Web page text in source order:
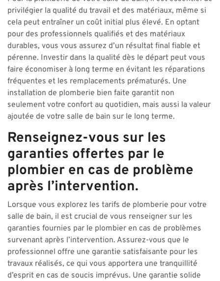
privilégier la qualité du travail et des matériaux, même si
cela peut entraîner un coût initial plus élevé. En optant
pour des professionnels qualifiés et des matériaux
durables, vous vous assurez d’un résultat final fiable et
pérenne. Investir dans la qualité dès le départ peut vous
faire économiser à long terme en évitant les réparations
fréquentes et les remplacements prématurés. Une
installation de plomberie bien faite garantit non
seulement votre confort au quotidien, mais aussi la valeur
ajoutée de votre salle de bain sur le long terme.
Renseignez-vous sur les
garanties offertes par le
plombier en cas de problème
après l’intervention.
Lorsque vous explorez les tarifs de plomberie pour votre
salle de bain, il est crucial de vous renseigner sur les
garanties fournies par le plombier en cas de problèmes
survenant après l’intervention. Assurez-vous que le
professionnel offre une garantie satisfaisante pour les
travaux réalisés, ce qui vous apportera une tranquillité
d’esprit en cas de soucis imprévus. Une garantie solide